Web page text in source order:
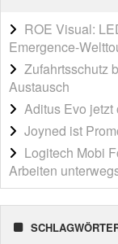
ROE Visual:
Emergence-
Zufahrtsschutz
Austausch
Aditus Evo
Joyned ist
Logitech Mobi
Arbeiten